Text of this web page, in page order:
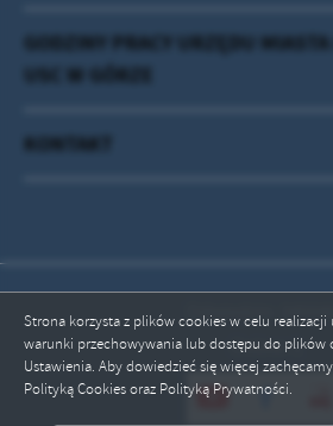
Strona korzysta z plików cookies w celu realizacji
warunki przechowywania lub dostępu do plików
Ustawienia. Aby dowiedzieć się więcej
Polityką Cookies oraz Polityką Prywatności.
GODZINY PRACY URZĘDU
USC W GÓRZE
KONTAKT
Odwiedzin:
Online: 1